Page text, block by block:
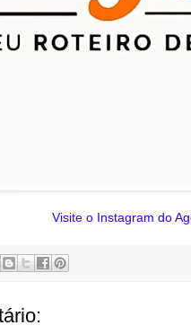
Visite o Instagram do